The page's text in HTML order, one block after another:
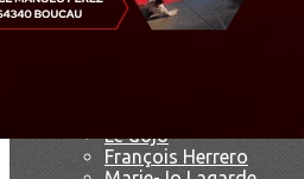
Le dojo
François Herrero